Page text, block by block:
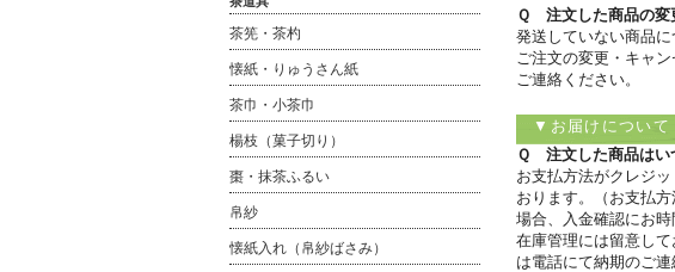
Ｑ 注文した商品の変
発送していない商品に
ご注文の変更・キャ
ご連絡ください。
▼お届けについて
Ｑ 注文した商品はい
お支払方法がクレジ
おります。（お支払
場合、入金確認にお
在庫管理には留意し
は電話にて納期のご
茶筅・茶杓
懐紙・りゅうさん紙
茶巾・小茶巾
楊枝（菓子切り）
棗・抹茶ふるい
帛紗
懐紙入れ（帛紗ばさみ）